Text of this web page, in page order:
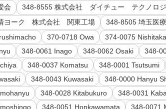
会
348-8555 株式会社 ダイチュー テクノロ
ヨーク 株式会社 関東工場
348-8505 埼玉医
370-0718 Owa 374-0075
348-0061 Inago 348-0062 Osaki 348-
348-0037 Komatsu 348-0001 Tsutsumi
348-0043 Kuwasaki 348-0000 Hanyu
348-0028 Kitabukuro 348-0031
348-0051 Honkawamata 348-0071